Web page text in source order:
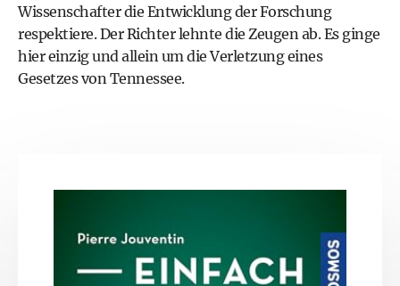
Wissenschafter die Entwicklung der Forschung
respektiere. Der Richter lehnte die Zeugen ab. Es ginge
hier einzig und allein um die Verletzung eines
Gesetzes von Tennessee.